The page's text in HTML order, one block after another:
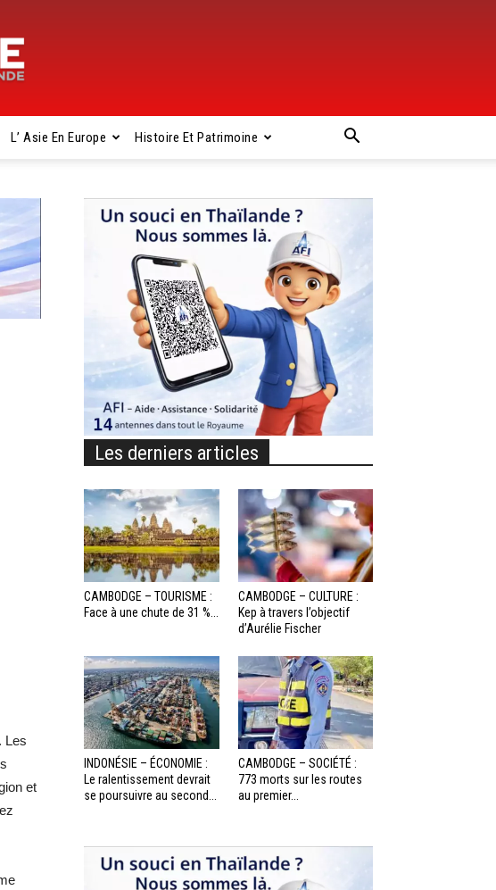
L’ Asie En Europe Histoire Et Patrimoine
Les
et
Les derniers articles
CAMBODGE – TOURISME :
Face à une chute de 31 %...
CAMBODGE – CULTURE :
Kep à travers l’objectif
d’Aurélie Fischer
INDONÉSIE – ÉCONOMIE :
Le ralentissement devrait
se poursuivre au second...
CAMBODGE – SOCIÉTÉ :
773 morts sur les routes
au premier...